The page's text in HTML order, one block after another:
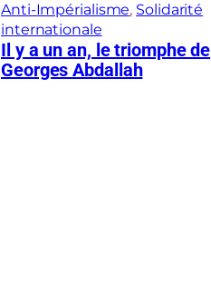
Anti-Impérialisme, Solidarité
internationale
Il y a un an, le triomphe de
Georges Abdallah